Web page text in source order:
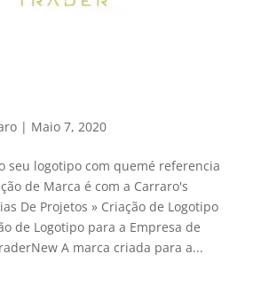
| Maio 7, 2020
seu logotipo com quemé referencia
de Marca é com a Carraro's
De Projetos » Criação de Logotipo
de Logotipo para a Empresa de
A marca criada para a...